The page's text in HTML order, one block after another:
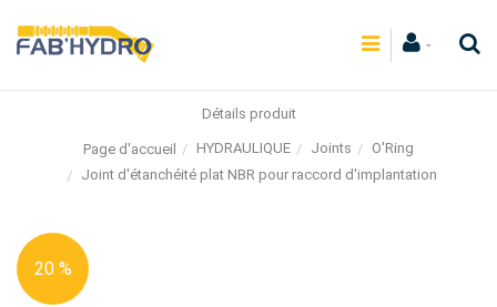
Détails produit
Page d'accueil HYDRAULIQUE Joints
O'Ring
Joint d'étanchéité plat NBR pour raccord d'implantation
20 %